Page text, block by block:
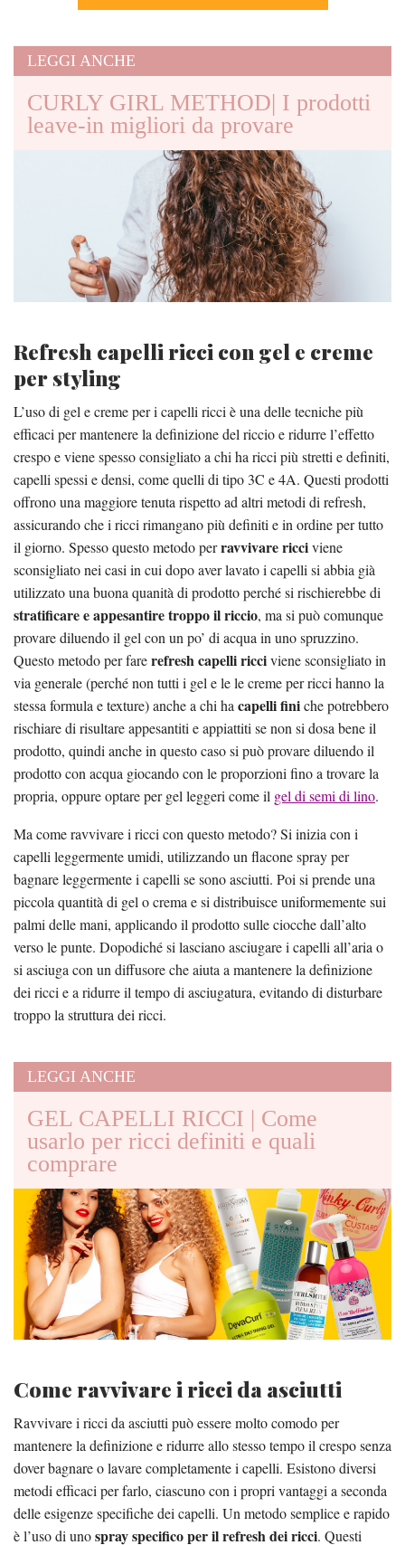
LEGGI ANCHE
CURLY GIRL METHOD| I prodotti
leave-in migliori da provare
Refresh capelli ricci con gel e creme
per styling
L’uso di gel e creme per i capelli ricci è una delle tecniche più
efficaci per mantenere la definizione del riccio e ridurre l’effetto
crespo e viene spesso consigliato a chi ha ricci più stretti e definiti,
capelli spessi e densi, come quelli di tipo 3C e 4A. Questi prodotti
offrono una maggiore tenuta rispetto ad altri metodi di refresh,
assicurando che i ricci rimangano più definiti e in ordine per tutto
il giorno. Spesso questo metodo perravvivare ricciviene
sconsigliato nei casi in cui dopo aver lavato i capelli si abbia già
utilizzato una buona quanità di prodotto perché si rischierebbe di
stratificare e appesantire troppo il riccio, ma si può comunque
provare diluendo il gel con un po’ di acqua in uno spruzzino.
Questo metodo per farerefresh capelli ricciviene sconsigliato in
via generale (perché non tutti i gel e le le creme per ricci hanno la
stessa formula e texture) anche a chi ha capelli finiche potrebbero
rischiare di risultare appesantiti e appiattiti se non si dosa bene il
prodotto, quindi anche in questo caso si può provare diluendo il
prodotto con acqua giocando con le proporzioni fino a trovare la
propria, oppure optare per gel leggeri come il gel di semi di lino.
Ma come ravvivare i ricci con questo metodo? Si inizia con i
capelli leggermente umidi, utilizzando un flacone spray per
bagnare leggermente i capelli se sono asciutti. Poi si prende una
piccola quantità di gel o crema e si distribuisce uniformemente sui
palmi delle mani, applicando il prodotto sulle ciocche dall’alto
verso le punte. Dopodiché si lasciano asciugare i capelli all’aria o
si asciuga con un diffusore che aiuta a mantenere la definizione
dei ricci e a ridurre il tempo di asciugatura, evitando di disturbare
troppo la struttura dei ricci.
LEGGI ANCHE
GEL CAPELLI RICCI | Come
usarlo per ricci definiti e quali
comprare
Come ravvivare i ricci da asciutti
Ravvivare i ricci da asciutti può essere molto comodo per
mantenere la definizione e ridurre allo stesso tempo il crespo senza
dover bagnare o lavare completamente i capelli. Esistono diversi
metodi efficaci per farlo, ciascuno con i propri vantaggi a seconda
delle esigenze specifiche dei capelli. Un metodo semplice e rapido
è l’uso di unospray specifico per il refresh dei ricci. Questi